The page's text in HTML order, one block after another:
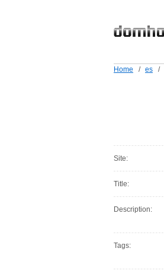
Home / es /
Site:
Title:
Description:
Tags: